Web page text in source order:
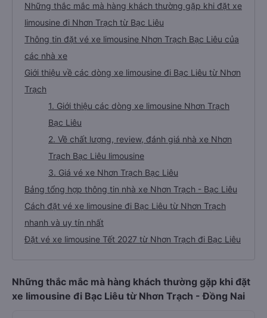
Những thắc mắc mà hàng khách thường gặp khi đặt xe
limousine đi Nhơn Trạch từ Bạc Liêu
Thông tin đặt vé xe limousine Nhơn Trạch Bạc Liêu của
các nhà xe
Giới thiệu về các dòng xe limousine đi Bạc Liêu từ Nhơn
Trạch
1. Giới thiệu các dòng xe limousine Nhơn Trạch
Bạc Liêu
2. Về chất lượng, review, đánh giá nhà xe Nhơn
Trạch Bạc Liêu limousine
3. Giá vé xe Nhơn Trạch Bạc Liêu
Bảng tổng hợp thông tin nhà xe Nhơn Trạch - Bạc Liêu
Cách đặt vé xe limousine đi Bạc Liêu từ Nhơn Trạch
nhanh và uy tín nhất
Đặt vé xe limousine Tết 2027 từ Nhơn Trạch đi Bạc Liêu
Những thắc mắc mà hàng khách thường gặp khi đặt
xe limousine đi Bạc Liêu từ Nhơn Trạch - Đồng Nai